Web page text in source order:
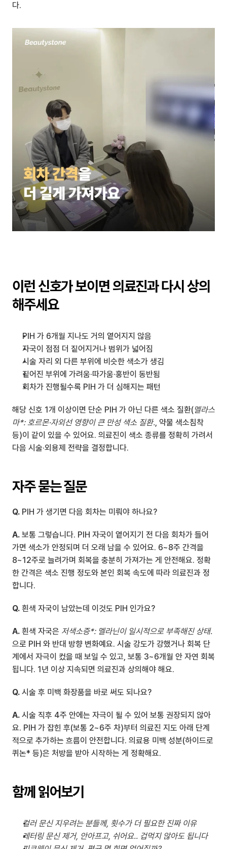
다.
이런 신호가 보이면 의료진과 다시 상의
해주세요
PIH 가 6개월 지나도 거의 옅어지지 않음
자국이 점점 더 짙어지거나 범위가 넓어짐
시술 자리 외 다른 부위에 비슷한 색소가 생김
짙어진 부위에 가려움·따가움·홍반이 동반됨
회차가 진행될수록 PIH 가 더 심해지는 패턴
해당 신호 1개 이상이면 단순 PIH 가 아닌 다른 색소 질환(멜라스
마*: 호르몬·자외선 영향이 큰 만성 색소 질환., 약물 색소침착
등)이 같이 있을 수 있어요. 의료진이 색소 종류를 정확히 가려서
다음 시술·외용제 전략을 결정합니다.
자주 묻는 질문
Q. PIH 가 생기면 다음 회차는 미뤄야 하나요?
A. 보통 그렇습니다. PIH 자국이 옅어지기 전 다음 회차가 들어
가면 색소가 안정되며 더 오래 남을 수 있어요. 6~8주 간격을
8~12주로 늘려가며 회복을 충분히 가져가는 게 안전해요. 정확
한 간격은 색소 진행 정도와 본인 회복 속도에 따라 의료진과 정
합니다.
Q. 흰색 자국이 남았는데 이것도 PIH 인가요?
A. 흰색 자국은 저색소증*: 멜라닌이 일시적으로 부족해진 상태.
으로 PIH 와 반대 방향 변화예요. 시술 강도가 강했거나 회복 단
계에서 자극이 컸을 때 보일 수 있고, 보통 3~6개월 안 자연 회복
됩니다. 1년 이상 지속되면 의료진과 상의해야 해요.
Q. 시술 후 미백 화장품을 바로 써도 되나요?
A. 시술 직후 4주 안에는 자극이 될 수 있어 보통 권장되지 않아
요. PIH 가 잡힌 후(보통 2~6주 차)부터 의료진 지도 아래 단계
적으로 추가하는 흐름이 안전합니다. 의료용 미백 성분(하이드로
퀴논* 등)은 처방을 받아 시작하는 게 정확해요.
함께 읽어보기
컬러 문신 지우려는 분들께, 횟수가 더 필요한 진짜 이유
레터링 문신 제거, 안아프고, 쉬어요.. 겁먹지 않아도 됩니다